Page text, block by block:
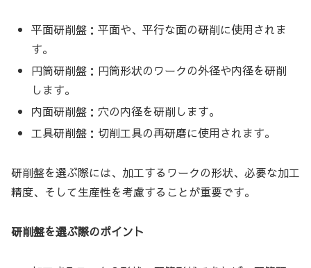
平面研削盤：平面や、平行な面の研削に使用されま
す。
円筒研削盤：円筒形状のワークの外径や内径を研削
します。
内面研削盤：穴の内径を研削します。
工具研削盤：切削工具の再研磨に使用されます。
研削盤を選ぶ際には、加工するワークの形状、必要な加工
精度、そして生産性を考慮することが重要です。
研削盤を選ぶ際のポイント